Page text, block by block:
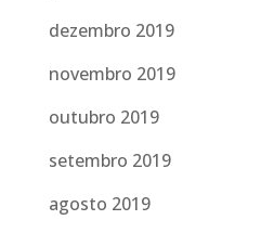
dezembro 2019
novembro 2019
outubro 2019
setembro 2019
agosto 2019